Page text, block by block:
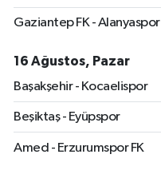
Gaziantep FK - Alanyaspor
16 Ağustos, Pazar
Başakşehir - Kocaelispor
Beşiktaş - Eyüpspor
Amed - Erzurumspor FK